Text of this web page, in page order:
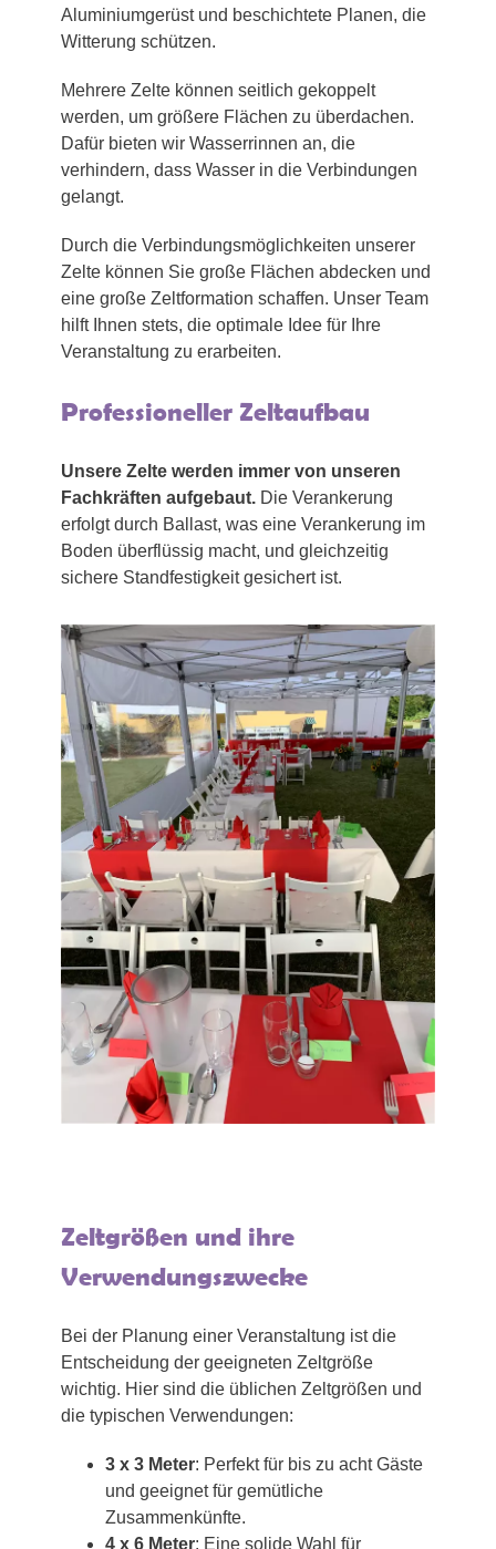
Aluminiumgerüst und beschichtete Planen, die
Witterung schützen.
Mehrere Zelte können seitlich gekoppelt
werden, um größere Flächen zu überdachen.
Dafür bieten wir Wasserrinnen an, die
verhindern, dass Wasser in die Verbindungen
gelangt.
Durch die Verbindungsmöglichkeiten unserer
Zelte können Sie große Flächen abdecken und
eine große Zeltformation schaffen. Unser Team
hilft Ihnen stets, die optimale Idee für Ihre
Veranstaltung zu erarbeiten.
Professioneller Zeltaufbau
Unsere Zelte werden immer von unseren
Fachkräften aufgebaut. Die Verankerung
erfolgt durch Ballast, was eine Verankerung im
Boden überflüssig macht, und gleichzeitig
sichere Standfestigkeit gesichert ist.
Zeltgrößen und ihre
Verwendungszwecke
Bei der Planung einer Veranstaltung ist die
Entscheidung der geeigneten Zeltgröße
wichtig. Hier sind die üblichen Zeltgrößen und
die typischen Verwendungen:
3 x 3 Meter: Perfekt für bis zu acht Gäste
und geeignet für gemütliche
Zusammenkünfte.
4 x 6 Meter: Eine solide Wahl für